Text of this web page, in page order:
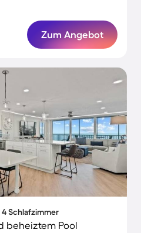
Zum Angebot
4 Schlafzimmer
beheiztem Pool